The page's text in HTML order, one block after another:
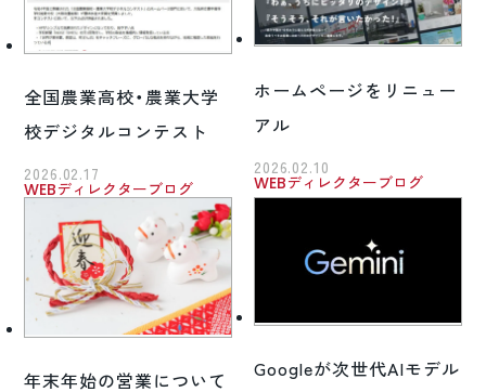
全国農業高校・農業大学
校デジタルコンテスト
2026.02.17
WEBディレクターブログ
ホームページをリニュー
アル
2026.02.10
WEBディレクターブログ
年末年始の営業について
Googleが次世代AIモデル